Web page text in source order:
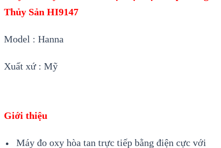
Thủy Sản HI9147
Model : Hanna
Xuất xứ : Mỹ
Giới thiệu
Máy đo oxy hòa tan trực tiếp bằng điện cực với